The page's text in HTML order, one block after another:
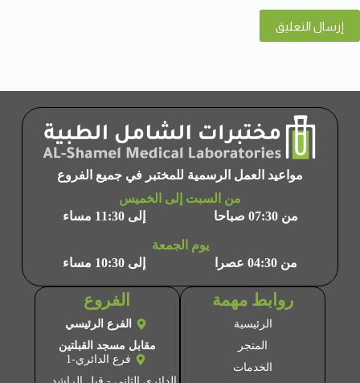
إرسال التعليق
مواعيد العمل الرسمية للمختبر في جميع الفروع
من السبت إلى الخميس
من 07:30 صباحا
إلى 11:30 مساء
يوم الجمعة
من 04:30 عصرا
إلى 10:30 مساء
روابط مهمة
الرئيسية
المتجر
الخدمات
الفروع
الفرع الرئيسي
مقابل مسجد القبلتين
فرع الدائري-1